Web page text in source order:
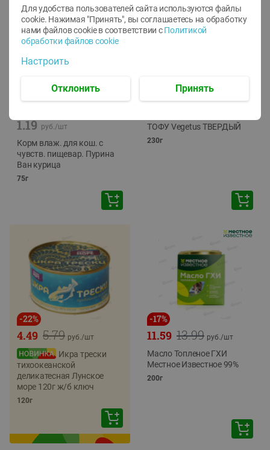
1.19 руб./шт
Корм влаж. для кош. с
чувств. пищевар. Пурина
Ван курица
75г
ТОФУ Vegetus ТВЕРДЫЙ
230г
-22%
5.79
4.49 руб./шт
Икра трески
тихоокеанской
деликатесная Лунское
море 120г ж/б ключ
120г
-17%
13.99
11.59 руб./шт
Масло Топленое ГХИ
Местное Известное 99%
200г
Для удобства пользователей сайта используются файлы
cookie. Нажимая "Принять", вы соглашаетесь на обработку
нами файлов cookie в соответствии с Политикой
обработки файлов cookie
Настроить
Отклонить Принять